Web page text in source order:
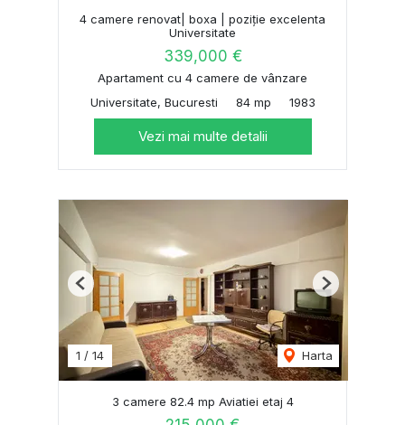
4 camere renovat| boxa | poziție excelenta
Universitate
339,000 €
Apartament cu 4 camere de vânzare
Universitate, Bucuresti
84 mp 1983
Vezi mai multe detalii
1 / 14 Harta
Previous Next
3 camere 82.4 mp Aviatiei etaj 4